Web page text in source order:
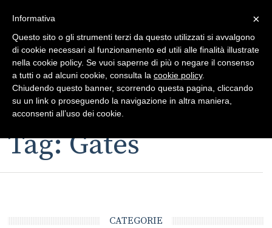
Toggle
Toggle
navigation
Tag: Gates
CATEGORIE
×
Informativa
Questo sito o gli strumenti terzi da questo utilizzati si avvalgono
di cookie necessari al funzionamento ed utili alle finalità illustrate
nella cookie policy. Se vuoi saperne di più o negare il consenso
a tutti o ad alcuni cookie, consulta la cookie policy.
Chiudendo questo banner, scorrendo questa pagina, cliccando
su un link o proseguendo la navigazione in altra maniera,
acconsenti all’uso dei cookie.